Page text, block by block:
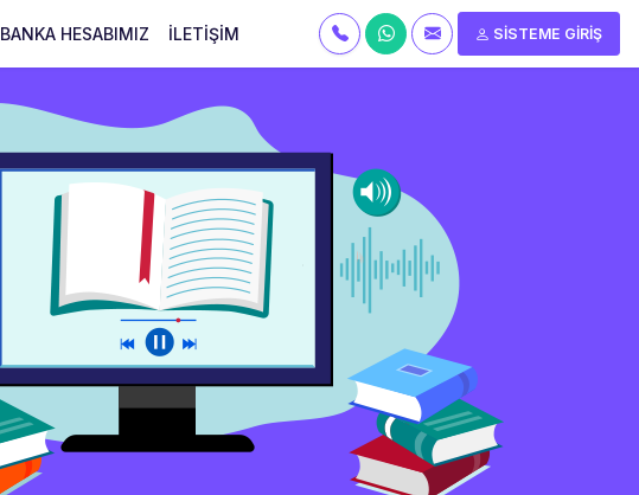
SİSTEME GİRİŞ
BANKA HESABIMIZ İLETİŞİM